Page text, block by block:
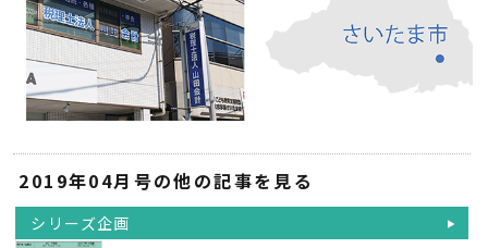
2019年04月号の他の記事を見る
シリーズ企画